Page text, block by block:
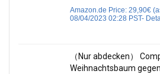
Amazon.de Price: 29,90€
08/04/2023 02:28 PST-
（Nur abdecken）
Weihnachtsbaum